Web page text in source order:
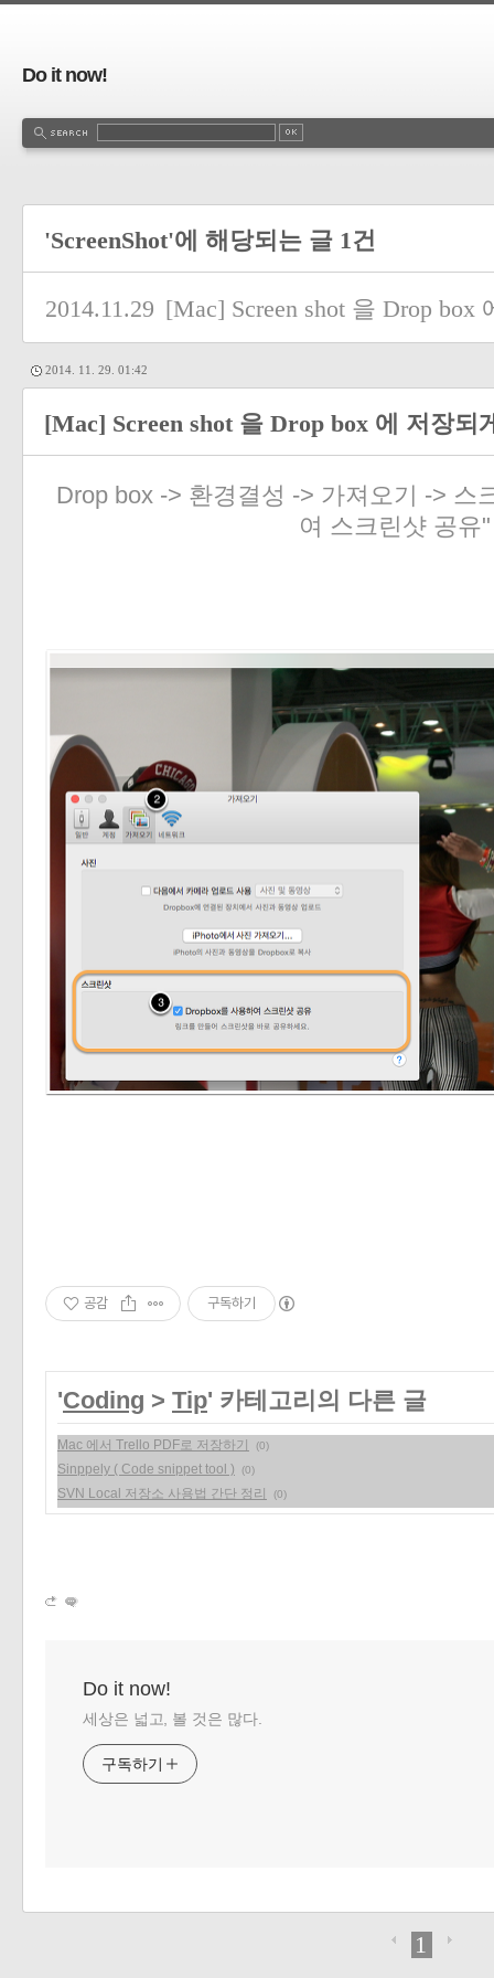
Do it now!
'ScreenShot'에 해당되는 글 1건
2014.11.29 [Mac] Screen shot 을 Drop box
2014. 11. 29. 01:42
[Mac] Screen shot 을 Drop box 에 저장되
Drop box -> 환경결성 -> 가져오기 -> 스
여 스크린샷 공유
공감 구독하기
'Coding > Tip' 카테고리의 다른 글
Mac 에서 Trello PDF로 저장하기 (0)
Sinppely ( Code snippet tool ) (0)
SVN Local 저장소 사용법 간단 정리 (0)
Do it now!
세상은 넓고, 볼 것은 많다.
구독하기
1